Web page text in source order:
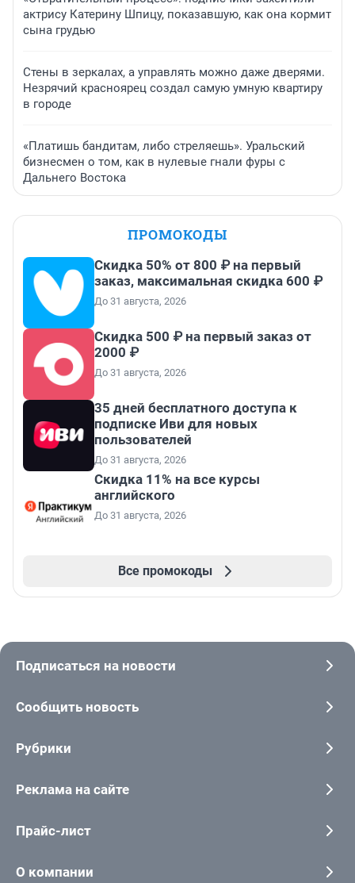
актрису Катерину Шпицу, показавшую, как она кормит
сына грудью
Стены в зеркалах, а управлять можно даже дверями.
Незрячий красноярец создал самую умную квартиру
в городе
«Платишь бандитам, либо стреляешь». Уральский
бизнесмен о том, как в нулевые гнали фуры с
Дальнего Востока
ПРОМОКОДЫ
Скидка 50% от 800 ₽ на первый
заказ, максимальная скидка 600 ₽
До 31 августа, 2026
Скидка 500 ₽ на первый заказ от
2000 ₽
До 31 августа, 2026
35 дней бесплатного доступа к
подписке Иви для новых
пользователей
До 31 августа, 2026
Скидка 11% на все курсы
английского
До 31 августа, 2026
Все промокоды
Подписаться на новости
Сообщить новость
Рубрики
Реклама на сайте
Прайс-лист
О компании